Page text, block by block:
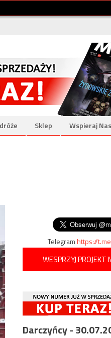
Sklep Wspieraj Nas
Telegramhttps://
WESPRZYJ PROJEKT
Darczyńcy -